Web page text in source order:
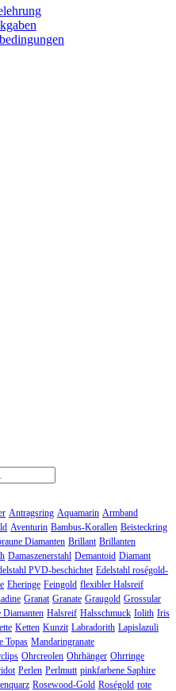
Antragsring Aquamarin Armband
Aventurin Bambus-Korallen Beisteckring
Diamanten Brillant Brillanten
Damaszenerstahl Demantoid Diamant
PVD-beschichtet Edelstahl roségold-
Eheringe Feingold flexibler Halsreif
Granat Granate Graugold Grossular
Diamanten Halsreif Halsschmuck Iolith Iris
Ketten Kunzit Labradorith Lapislazuli
Topas Mandaringranate
Ohrcreolen Ohrhänger Ohrringe
Perlen Perlmutt pinkfarbene Saphire
Rosewood-Gold Roségold rote